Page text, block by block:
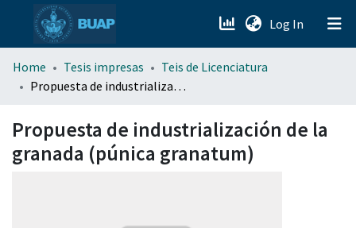
Log In (current)
menu.section.about_menu
Home Tesis impresas
Teis de Licenciatura
Propuesta de industrialización de la granada (púnica granatum)
Propuesta de industrialización de la
granada (púnica granatum)